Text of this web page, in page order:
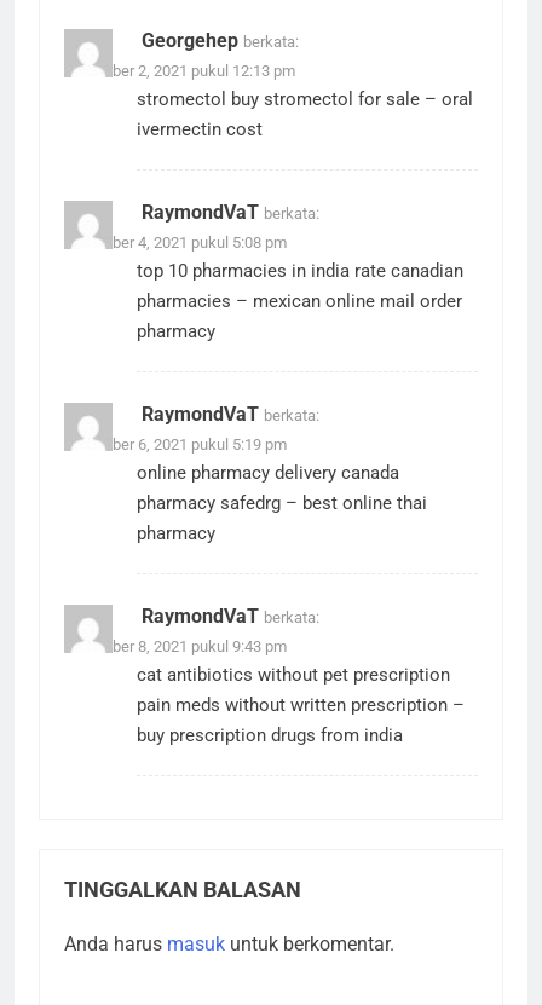
Georgehep berkata:
November 2, 2021 pukul 12:13 pm
stromectol buy stromectol for sale – oral
ivermectin cost
RaymondVaT berkata:
November 4, 2021 pukul 5:08 pm
top 10 pharmacies in india rate canadian
pharmacies – mexican online mail order
pharmacy
RaymondVaT berkata:
November 6, 2021 pukul 5:19 pm
online pharmacy delivery canada
pharmacy safedrg – best online thai
pharmacy
RaymondVaT berkata:
November 8, 2021 pukul 9:43 pm
cat antibiotics without pet prescription
pain meds without written prescription –
buy prescription drugs from india
TINGGALKAN BALASAN
Anda harus masuk untuk berkomentar.